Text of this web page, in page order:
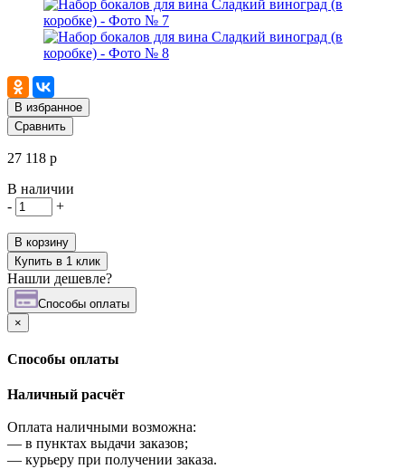
В избранное
Сравнить
27 118 р
В наличии
-
+
В корзину
Купить в 1 клик
Нашли дешевле?
Cпособы оплаты
×
Cпособы оплаты
Наличный расчёт
Оплата наличными возможна:
— в пунктах выдачи заказов;
— курьеру при получении заказа.